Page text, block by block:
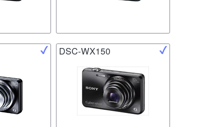
DSC-WX150